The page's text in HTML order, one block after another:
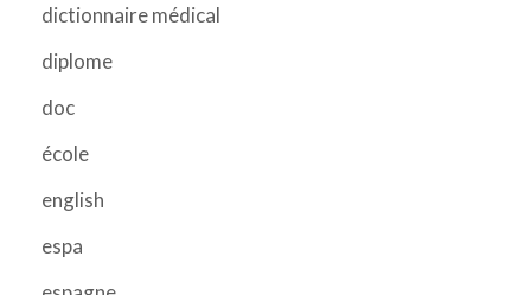
dictionnaire médical
diplome
doc
école
english
espa